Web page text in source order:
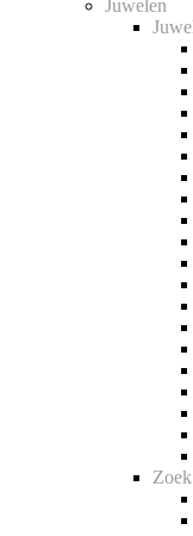
Juwelen